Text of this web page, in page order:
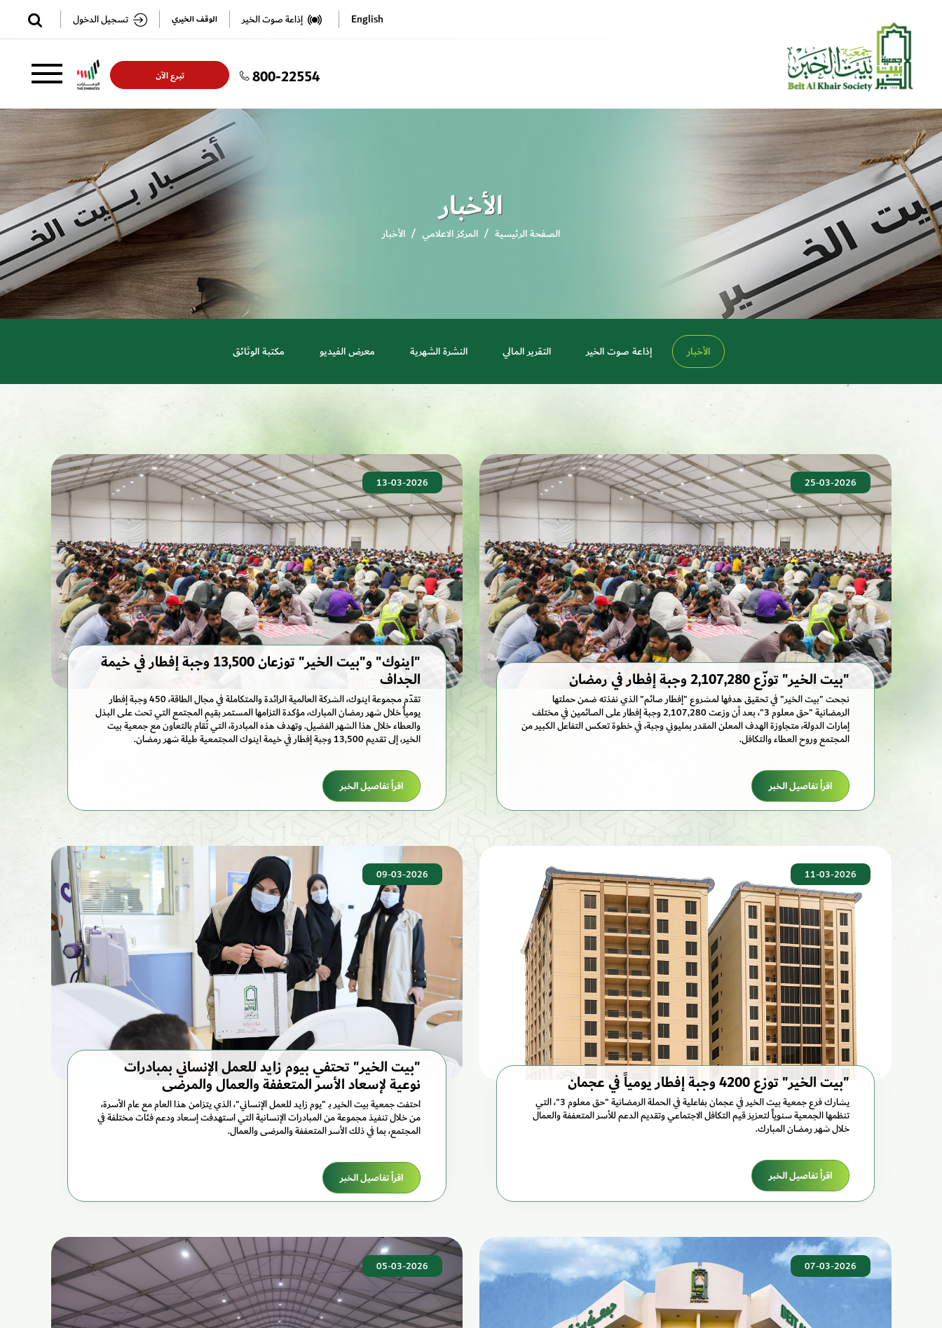
✕ English إذاعة صوت الخير الوقف الخيري تسجيل الدخول
تسجيل
الدخول
تسجيل
800-22554 تبرع الآن
الأخبار
الصفحة الرئيسية المركز الاعلامي الأخبار
الأخبار إذاعة صوت الخير التقرير المالي النشرة الشهرية معرض الفيديو مكتبة الوثائق
25-03-2026
"بيت الخير" توزّع 2,107,280 وجبة إفطار في رمضان
نجحت "بيت الخير" في تحقيق هدفها لمشروع "إفطار صائم" الذي نفذته ضمن حملتها
الرمضانية "حق معلوم 3"، بعد أن وزعت 2,107,280 وجبة إفطار على الصائمين في مختلف
إمارات الدولة، متجاوزة الهدف المعلن المقدر بمليوني وجبة، في خطوة تعكس التفاعل الكبير من
المجتمع وروح العطاء والتكافل.
اقرأ تفاصيل الخبر
13-03-2026
"اينوك" و"بيت الخير" توزعان 13,500 وجبة إفطار في خيمة
الجداف
تقدّم مجموعة اينوك، الشركة العالمية الرائدة والمتكاملة في مجال الطاقة، 450 وجبة إفطار
يومياً خلال شهر رمضان المبارك، مؤكدة التزامها المستمر بقيم المجتمع التي تحث على البذل
والعطاء خلال هذا الشهر الفضيل. وتهدف هذه المبادرة، التي تُقام بالتعاون مع جمعية بيت
الخير، إلى تقديم 13,500 وجبة إفطار في خيمة اينوك المجتمعية طيلة شهر رمضان.
اقرأ تفاصيل الخبر
11-03-2026
"بيت الخير" توزع 4200 وجبة إفطار يومياً في عجمان
يشارك فرع جمعية بيت الخير في عجمان بفاعلية في الحملة الرمضانية "حق معلوم 3"، التي
تنظمها الجمعية سنوياً لتعزيز قيم التكافل الاجتماعي وتقديم الدعم للأسر المتعففة والعمال
خلال شهر رمضان المبارك.
اقرأ تفاصيل الخبر
09-03-2026
"بيت الخير" تحتفي بيوم زايد للعمل الإنساني بمبادرات
نوعية لإسعاد الأسر المتعففة والعمال والمرضى
احتفت جمعية بيت الخير بـ "يوم زايد للعمل الإنساني"، الذي يتزامن هذا العام مع عام الأسرة،
من خلال تنفيذ مجموعة من المبادرات الإنسانية التي استهدفت إسعاد ودعم فئات مختلفة في
المجتمع، بما في ذلك الأسر المتعففة والمرضى والعمال.
اقرأ تفاصيل الخبر
07-03-2026
05-03-2026